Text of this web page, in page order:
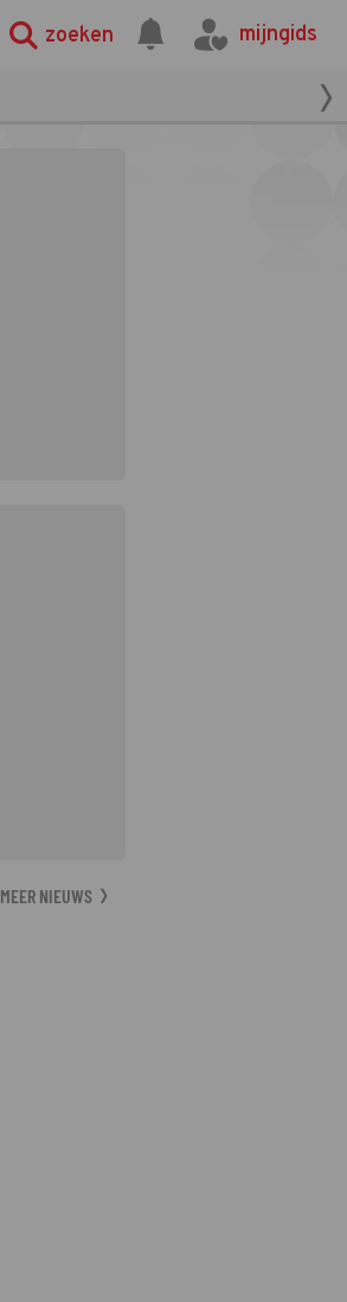
zoeken mijngids
MEER NIEUWS